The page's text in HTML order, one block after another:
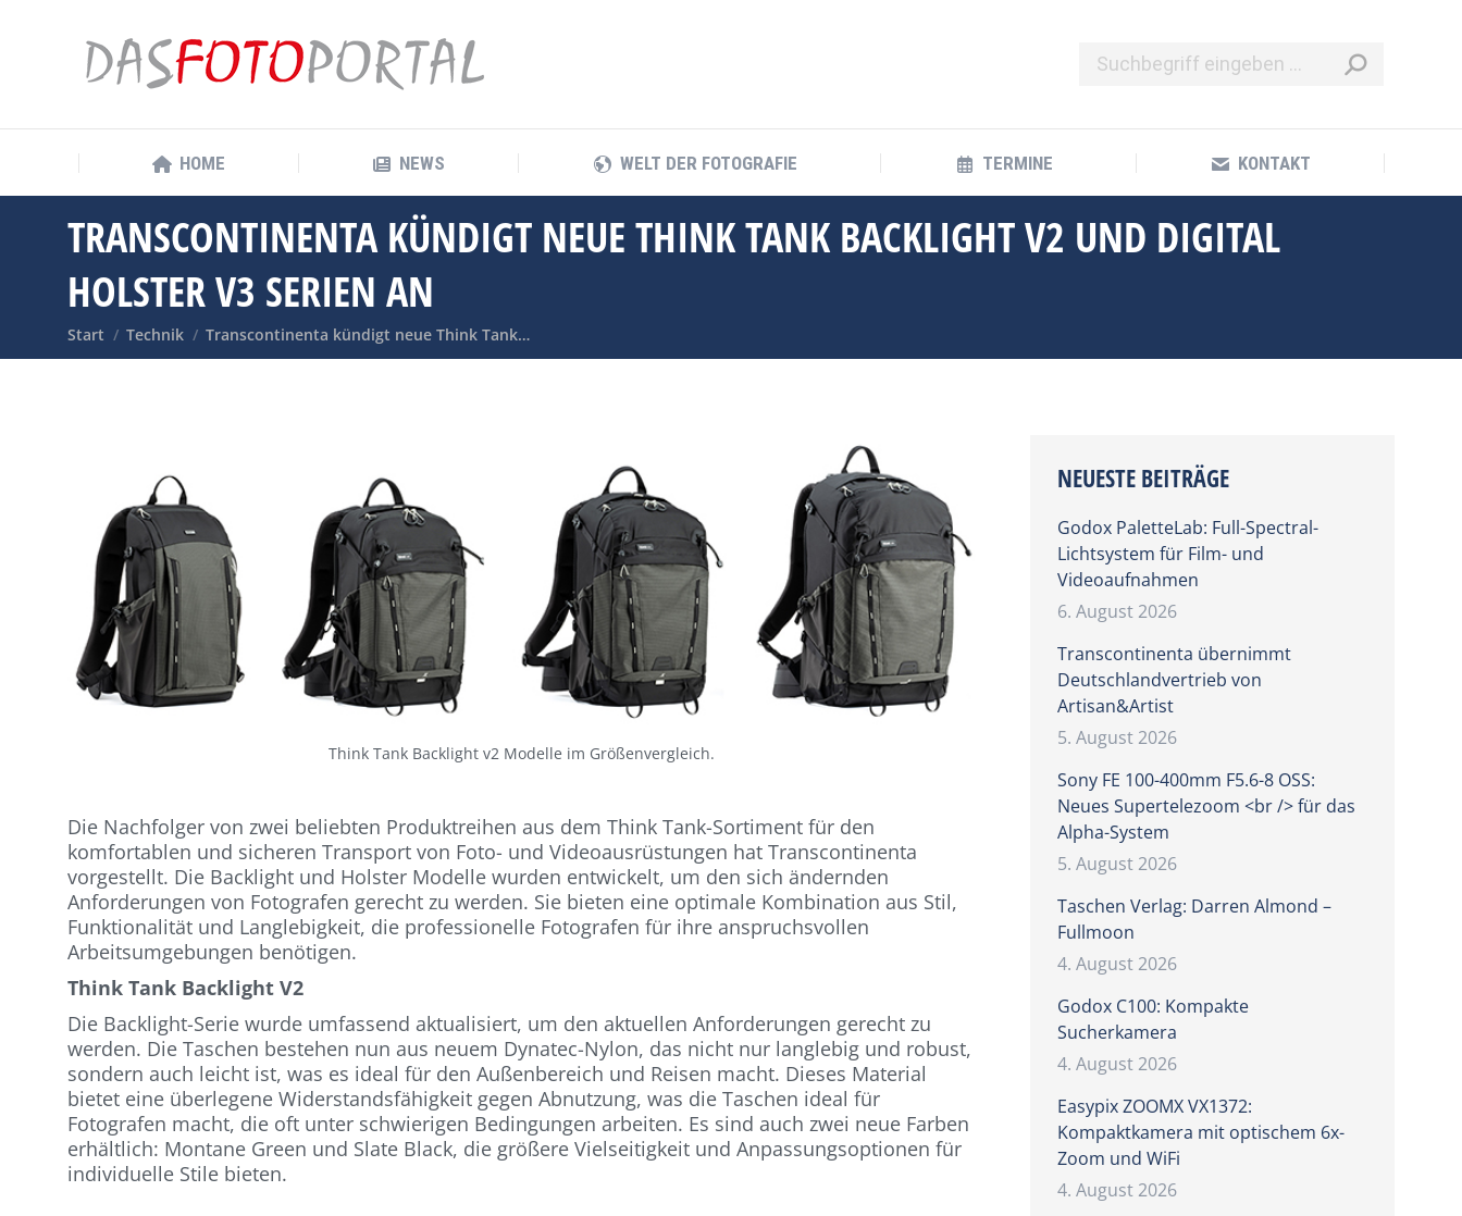
HOME NEWS WELT DER FOTOGRAFIE TERMINE KONTAKT
TRANSCONTINENTA KÜNDIGT NEUE THINK TANK BACKLIGHT V2 UND DIGITAL
HOLSTER V3 SERIEN AN
Sie befinden sich hier:
Start Technik Transcontinenta kündigt neue Think Tank…
Think Tank Backlight v2 Modelle im Größenvergleich.
Die Nachfolger von zwei beliebten Produktreihen aus dem Think Tank-Sortiment für den
komfortablen und sicheren Transport von Foto- und Videoausrüstungen hat Transcontinenta
vorgestellt. Die Backlight und Holster Modelle wurden entwickelt, um den sich ändernden
Anforderungen von Fotografen gerecht zu werden. Sie bieten eine optimale Kombination aus Stil,
Funktionalität und Langlebigkeit, die professionelle Fotografen für ihre anspruchsvollen
Arbeitsumgebungen benötigen.
Think Tank Backlight V2
Die Backlight-Serie wurde umfassend aktualisiert, um den aktuellen Anforderungen gerecht zu
werden. Die Taschen bestehen nun aus neuem Dynatec-Nylon, das nicht nur langlebig und robust,
sondern auch leicht ist, was es ideal für den Außenbereich und Reisen macht. Dieses Material
bietet eine überlegene Widerstandsfähigkeit gegen Abnutzung, was die Taschen ideal für
Fotografen macht, die oft unter schwierigen Bedingungen arbeiten. Es sind auch zwei neue Farben
erhältlich: Montane Green und Slate Black, die größere Vielseitigkeit und Anpassungsoptionen für
individuelle Stile bieten.
NEUESTE BEITRÄGE
Godox PaletteLab: Full-Spectral-
Lichtsystem für Film- und
Videoaufnahmen
6. August 2026
Transcontinenta übernimmt
Deutschlandvertrieb von
Artisan&Artist
5. August 2026
Sony FE 100-400mm F5.6-8 OSS:
Neues Supertelezoom <br /> für das
Alpha-System
5. August 2026
Taschen Verlag: Darren Almond –
Fullmoon
4. August 2026
Godox C100: Kompakte
Sucherkamera
4. August 2026
Easypix ZOOMX VX1372:
Kompaktkamera mit optischem 6x-
Zoom und WiFi
4. August 2026
HOME NEWS